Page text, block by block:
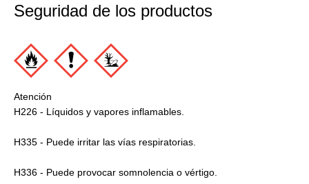
Seguridad de los productos
Atención
H226 - Líquidos y vapores inflamables.
H335 - Puede irritar las vías respiratorias.
H336 - Puede provocar somnolencia o vértigo.